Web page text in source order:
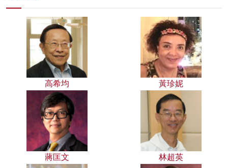
高希均 黃珍妮
蔣匡文 林超英